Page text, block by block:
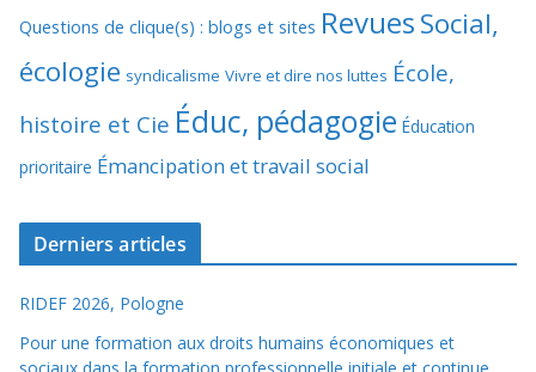
Questions de clique(s) : blogs et sites RevuesSocial,
écologie syndicalisme Vivre et dire nos luttes École,
histoire et Cie Éduc, pédagogie Éducation
prioritaire Émancipation et travail social
Derniers articles
RIDEF 2026, Pologne
Pour une formation aux droits humains économiques et
sociaux dans la formation professionnelle initiale et continue.